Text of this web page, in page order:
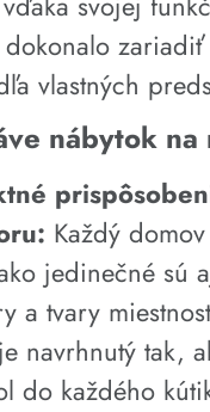
zariadiť
vlastných
nábytok na
Každý
jedinečné sú
a tvary
navrhnutý tak,
do každého